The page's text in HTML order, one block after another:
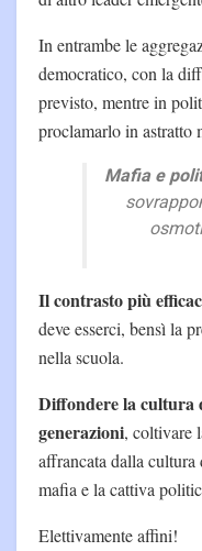
In entrambe le
democratico, con la
previsto, mentre in
proclamarlo in astratto
Mafia e
Il contrasto più
deve esserci, bensì la
nella scuola.
Diffondere la cultura
generazioni, coltivare
affrancata dalla
mafia e la cattiva
Elettivamente affini!